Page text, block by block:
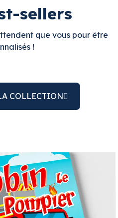
sellers
que vous pour être
!
COLLECTION